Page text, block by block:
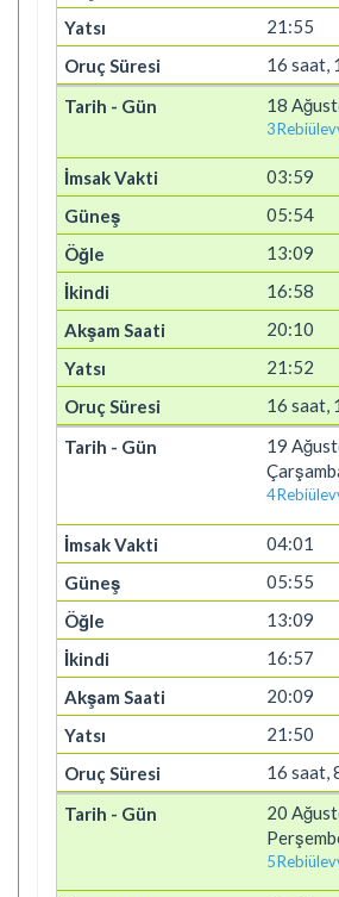
21:55
16 saat,
18
3
03:59
05:54
13:09
16:58
20:10
21:52
16 saat,
19
4
04:01
05:55
13:09
16:57
20:09
21:50
16 saat,
20
5